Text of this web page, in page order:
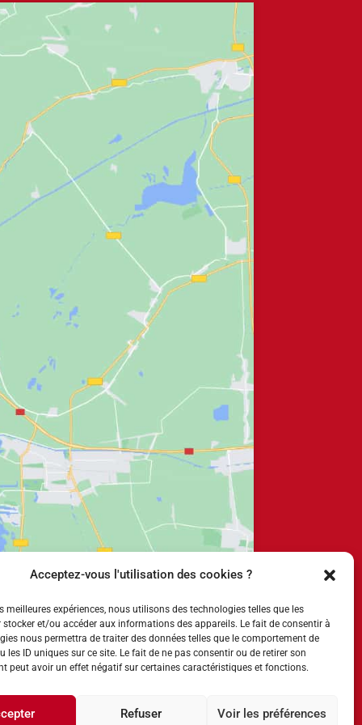
Acceptez-vous l'utilisation des cookies ?
meilleures expériences, nous utilisons des technologies telles que les
stocker et/ou accéder aux informations des appareils. Le fait de consentir à
nous permettra de traiter des données telles que le comportement de
les ID uniques sur ce site. Le fait de ne pas consentir ou de retirer son
peut avoir un effet négatif sur certaines caractéristiques et fonctions.
Refuser Voir les préférences